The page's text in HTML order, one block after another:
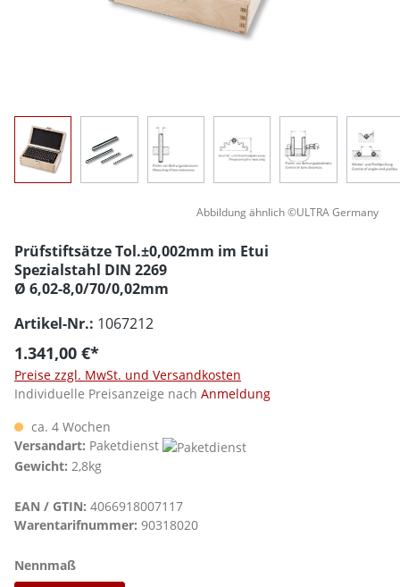
Abbildung ähnlich ©ULTRA Germany
Prüfstiftsätze Tol.±0,002mm im Etui
Spezialstahl DIN 2269
Ø 6,02-8,0/70/0,02mm
Artikel-Nr.: 1067212
1.341,00 €*
Preise zzgl. MwSt. und Versandkosten
Individuelle Preisanzeige nach Anmeldung
ca. 4 Wochen
Versandart: Paketdienst
Gewicht: 2,8kg
EAN / GTIN: 4066918007117
Warentarifnummer: 90318020
Nennmaßauswählen